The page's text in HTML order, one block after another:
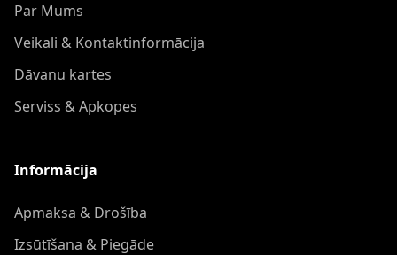
Par Mums
Veikali & Kontaktinformācija
Dāvanu kartes
Serviss & Apkopes
Informācija
Apmaksa & Drošība
Izsūtīšana & Piegāde